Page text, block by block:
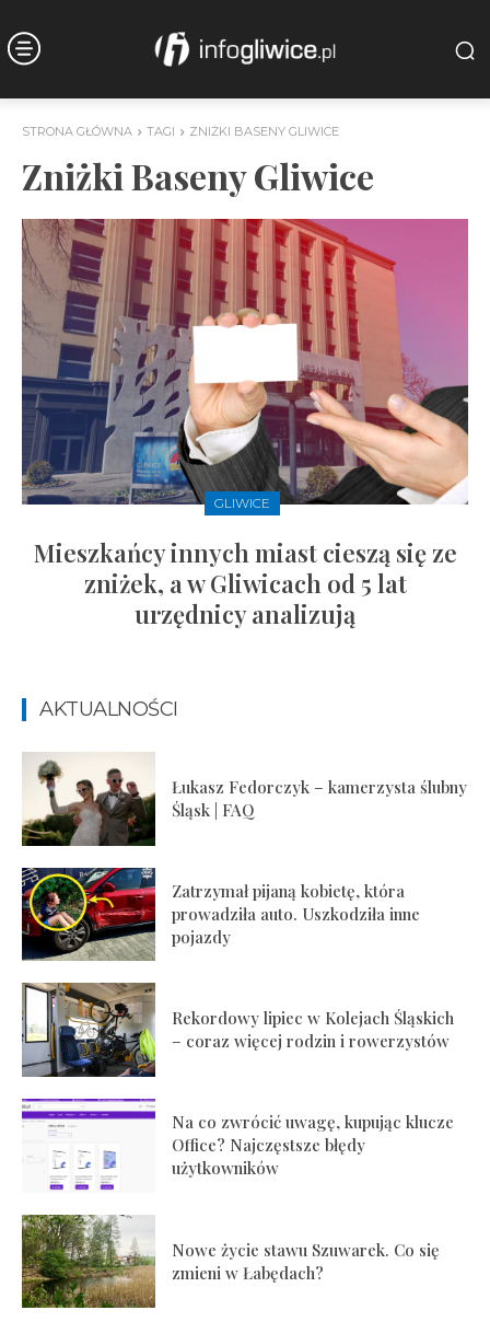
STRONA GŁÓWNA TAGI ZNIŻKI BASENY GLIWICE
Zniżki Baseny Gliwice
GLIWICE
Mieszkańcy innych miast cieszą się ze
zniżek, a w Gliwicach od 5 lat
urzędnicy analizują
AKTUALNOŚCI
Łukasz Fedorczyk – kamerzysta ślubny
Śląsk | FAQ
Zatrzymał pijaną kobietę, która
prowadziła auto. Uszkodziła inne
pojazdy
Rekordowy lipiec w Kolejach Śląskich
– coraz więcej rodzin i rowerzystów
Na co zwrócić uwagę, kupując klucze
Office? Najczęstsze błędy
użytkowników
Nowe życie stawu Szuwarek. Co się
zmieni w Łabędach?